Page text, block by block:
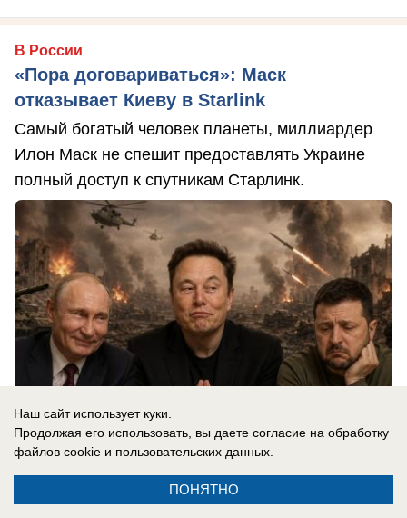
В России
«Пора договариваться»: Маск
отказывает Киеву в Starlink
Самый богатый человек планеты, миллиардер
Илон Маск не спешит предоставлять Украине
полный доступ к спутникам Старлинк.
Наш сайт использует куки.
Продолжая его использовать, вы даете согласие на обработку
файлов cookie и пользовательских данных.
ПОНЯТНО